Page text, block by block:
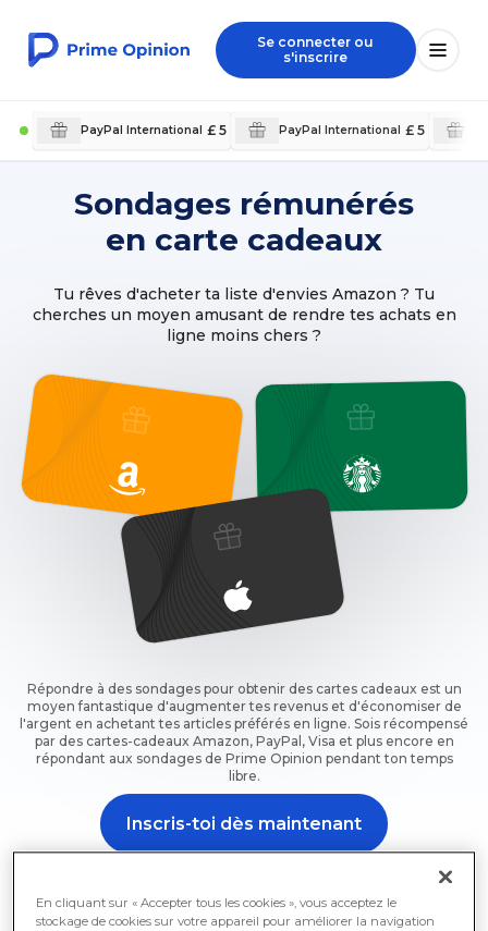
Se connecter ou
s'inscrire
PayPal International £ 5 PayPal International £ 5
Sondages rémunérés
en carte cadeaux
Tu rêves d'acheter ta liste d'envies Amazon ? Tu
cherches un moyen amusant de rendre tes achats en
ligne moins chers ?
Répondre à des sondages pour obtenir des cartes cadeaux est un
moyen fantastique d'augmenter tes revenus et d'économiser de
l'argent en achetant tes articles préférés en ligne. Sois récompensé
par des cartes-cadeaux Amazon, PayPal, Visa et plus encore en
répondant aux sondages de Prime Opinion pendant ton temps
libre.
Inscris-toi dès maintenant
Inscris-toi maintenant et commence à gagner des
dès maintenant.
En cliquant sur « Accepter tous les cookies », vous acceptez le
stockage de cookies sur votre appareil pour améliorer la navigation